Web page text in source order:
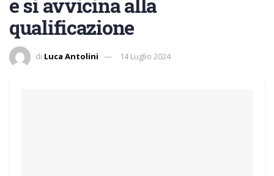
qualificazione
di Luca Antolini 14 Luglio 2024